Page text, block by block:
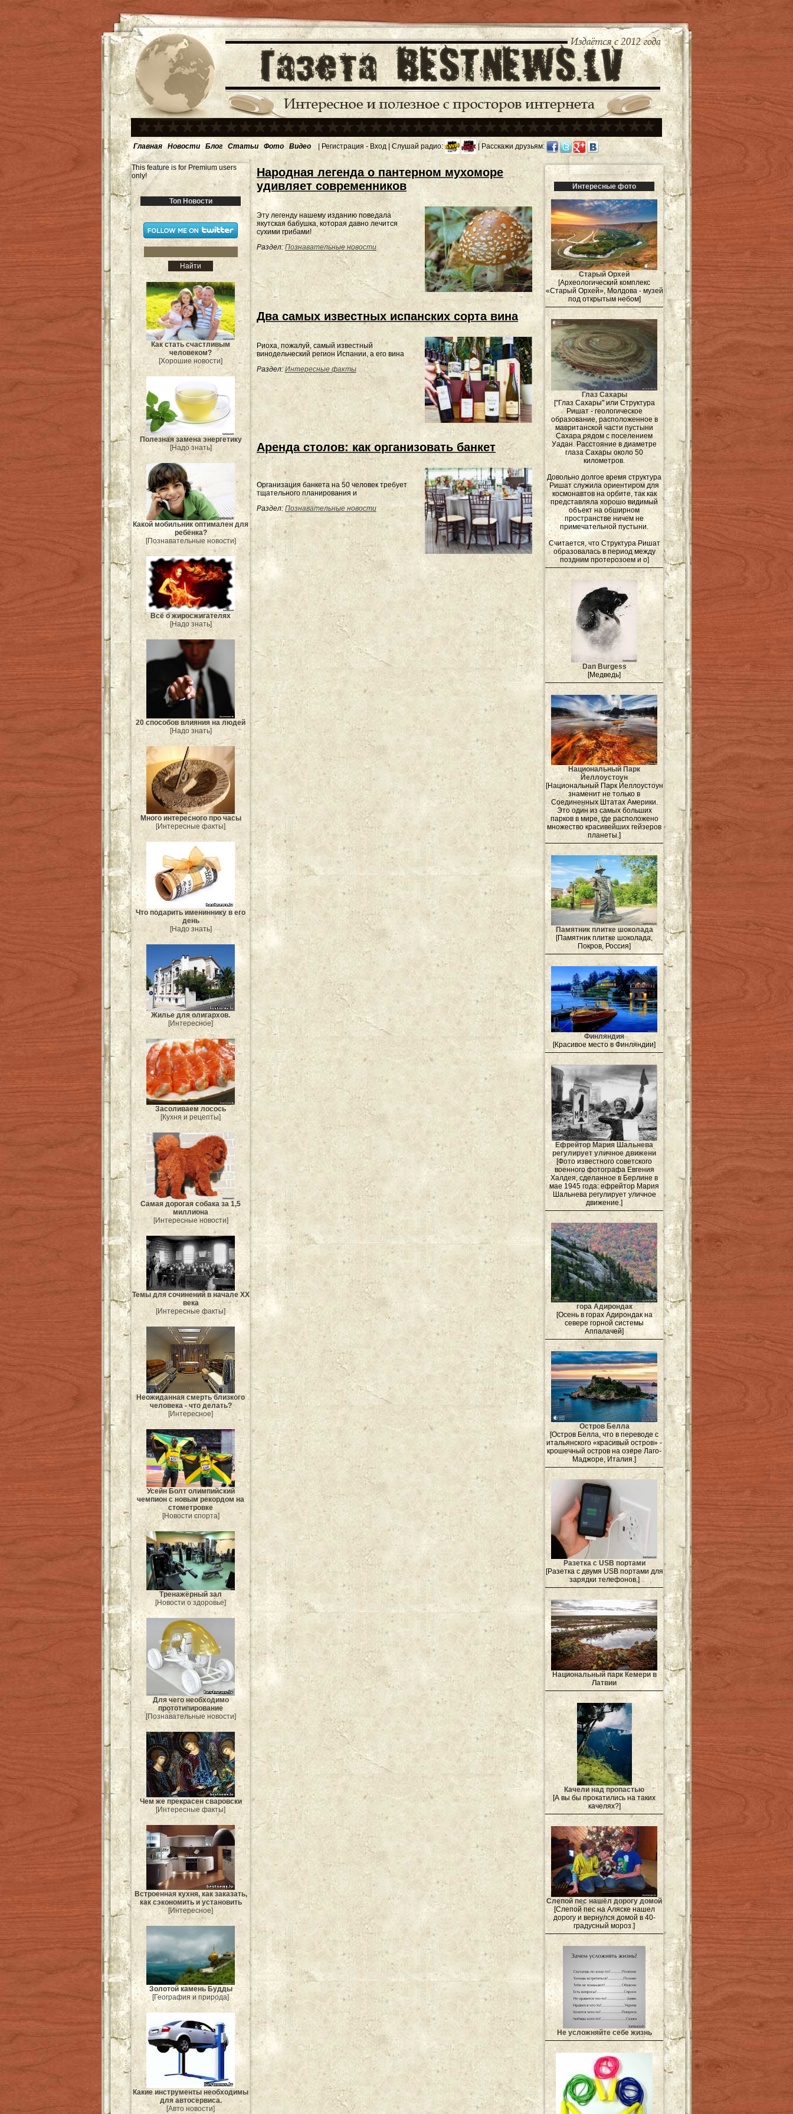
Главная Новости Блог Статьи Фото Видео | Регистрация - Вход | Слушай радио: | Расскажи друзьям:
This feature is for Premium users
only!
Топ Новости
Как стать счастливым
человеком?
[Хорошие новости]
Полезная замена энергетику
[Надо знать]
Какой мобильник оптимален для
ребёнка?
[Познавательные новости]
Всё о жиросжигателях
[Надо знать]
20 способов влияния на людей
[Надо знать]
Много интересного про часы
[Интересные факты]
Что подарить имениннику в его
день
[Надо знать]
Жилье для олигархов.
[Интересное]
Засоливаем лосось
[Кухня и рецепты]
Самая дорогая собака за 1,5
миллиона
[Интересные новости]
Темы для сочинений в начале XX
века
[Интересные факты]
Неожиданная смерть близкого
человека - что делать?
[Интересное]
Усейн Болт олимпийский
чемпион с новым рекордом на
стометровке
[Новости спорта]
Тренажёрный зал
[Новости о здоровье]
Для чего необходимо
прототипирование
[Познавательные новости]
Чем же прекрасен сваровски
[Интересные факты]
Встроенная кухня, как заказать,
как сэкономить и установить
[Интересное]
Золотой камень Будды
[География и природа]
Какие инструменты необходимы
для автосервиса.
[Авто новости]
Народная легенда о пантерном мухоморе
удивляет современников
Эту легенду нашему изданию поведала
якутская бабушка, которая давно лечится
сухими грибами!
Раздел: Познавательные новости
Два самых известных испанских сорта вина
Риоха, пожалуй, самый известный
винодельческий регион Испании, а его вина
Раздел: Интересные факты
Аренда столов: как организовать банкет
Организация банкета на 50 человек требует
тщательного планирования и
Раздел: Познавательные новости
Интересные фото
Старый Орхей
[Археологический комплекс
«Старый Орхей», Молдова - музей
под открытым небом]
Глаз Сахары
["Глаз Сахары" или Структура
Ришат - геологическое
образование, расположенное в
мавританской части пустыни
Сахара рядом с поселением
Уадан. Расстояние в диаметре
глаза Сахары около 50
километров.
Довольно долгое время структура
Ришат служила ориентиром для
космонавтов на орбите, так как
представляла хорошо видимый
объект на обширном
пространстве ничем не
примечательной пустыни.
Считается, что Структура Ришат
образовалась в период между
поздним протерозоем и о]
Dan Burgess
[Медведь]
Национальный Парк
Йеллоустоун
[Национальный Парк Йеллоустоун
знаменит не только в
Соединенных Штатах Америки.
Это один из самых больших
парков в мире, где расположено
множество красивейших гейзеров
планеты.]
Памятник плитке шоколада
[Памятник плитке шоколада,
Покров, Россия]
Финляндия
[Красивое место в Финляндии]
Ефрейтор Мария Шальнева
регулирует уличное движени
[Фото известного советского
военного фотографа Евгения
Халдея, сделанное в Берлине в
мае 1945 года: ефрейтор Мария
Шальнева регулирует уличное
движение.]
гора Адирондак
[Осень в горах Адирондак на
севере горной системы
Аппалачей]
Остров Белла
[Остров Белла, что в переводе с
итальянского «красивый остров» -
крошечный остров на озере Лаго-
Маджоре, Италия.]
Разетка с USB портами
[Разетка с двумя USB портами для
зарядки телефонов.]
Национальный парк Кемери в
Латвии
Качели над пропастью
[А вы бы прокатились на таких
качелях?]
Слепой пес нашёл дорогу домой
[Слепой пес на Аляске нашел
дорогу и вернулся домой в 40-
градусный мороз.]
Не усложняйте себе жизнь